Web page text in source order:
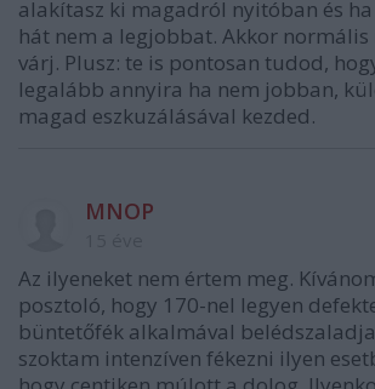
alakítasz ki magadról nyitóban és
hát nem a legjobbat. Akkor normális
várj. Plusz: te is pontosan tudod,
legalább annyira ha nem jobban,
magad eszkuzálásával kezded.
MNOP
Az ilyeneket nem értem meg.
posztoló, hogy 170-nel legyen
büntetőfék alkalmával
szoktam intenzíven fékezni ilyen